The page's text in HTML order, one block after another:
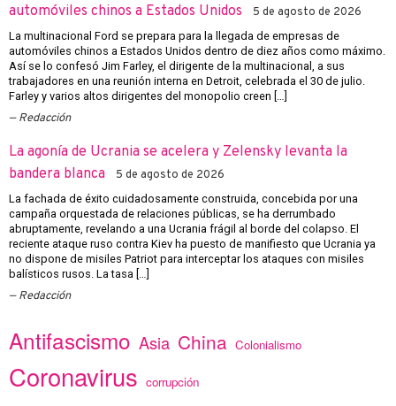
automóviles chinos a Estados Unidos
5 de agosto de 2026
La multinacional Ford se prepara para la llegada de empresas de
automóviles chinos a Estados Unidos dentro de diez años como máximo.
Así se lo confesó Jim Farley, el dirigente de la multinacional, a sus
trabajadores en una reunión interna en Detroit, celebrada el 30 de julio.
Farley y varios altos dirigentes del monopolio creen […]
Redacción
La agonía de Ucrania se acelera y Zelensky levanta la
bandera blanca
5 de agosto de 2026
La fachada de éxito cuidadosamente construida, concebida por una
campaña orquestada de relaciones públicas, se ha derrumbado
abruptamente, revelando a una Ucrania frágil al borde del colapso. El
reciente ataque ruso contra Kiev ha puesto de manifiesto que Ucrania ya
no dispone de misiles Patriot para interceptar los ataques con misiles
balísticos rusos. La tasa […]
Redacción
Antifascismo Asia China Colonialismo
Coronavirus corrupción